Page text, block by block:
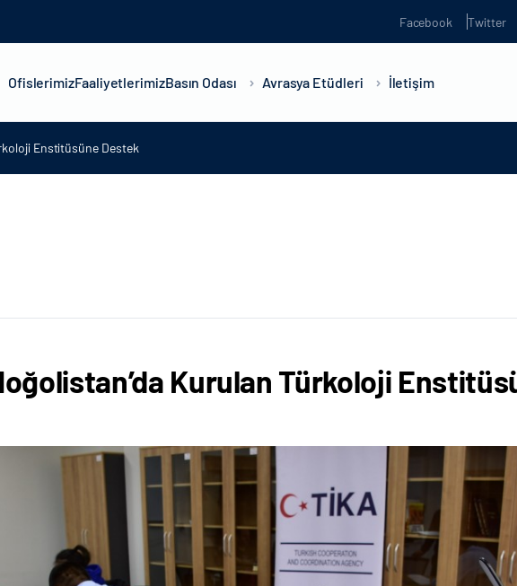
Facebook Twitter
OfislerimizFaaliyetlerimizBasın Odası Avrasya Etüdleri İletişim
Enstitüsüne Destek
Kurulan Türkoloji